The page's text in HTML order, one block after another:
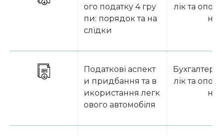
ого податку 4 гру
пи: порядок та на
слідки
лік та
ня
Податкові аспект
и придбання та в
икористання легк
ового автомобіля
лік та
ня